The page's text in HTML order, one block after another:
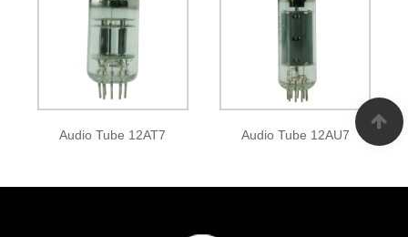
Audio Tube 12AT7 Audio Tube 12AU7